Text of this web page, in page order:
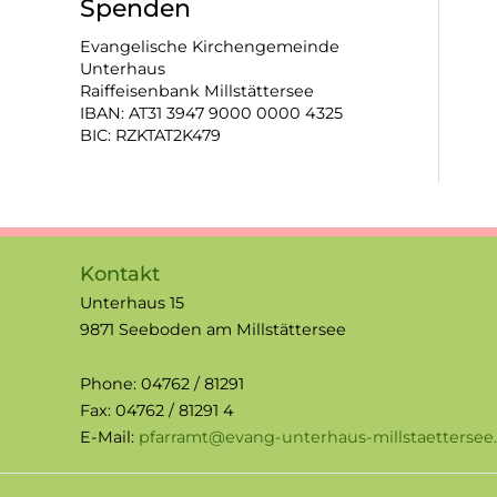
Spenden
Evangelische Kirchengemeinde
Unterhaus
Raiffeisenbank Millstättersee
IBAN: AT31 3947 9000 0000 4325
BIC: RZKTAT2K479
Kontakt
Unterhaus 15
9871 Seeboden am Millstättersee
Phone: 04762 / 81291
Fax: 04762 / 81291 4
E-Mail: pfarramt@evang-unterhaus-